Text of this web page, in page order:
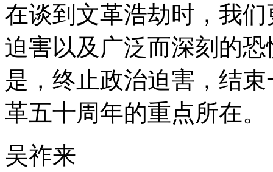
在谈到文革浩劫时，我
迫害以及广泛而深刻的
是，终止政治迫害，结
革五十周年的重点所在。
吴祚来